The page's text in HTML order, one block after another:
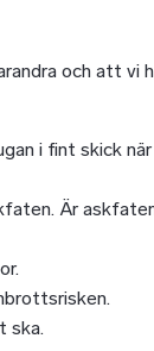
och att vi
i fint skick
Är
ska.